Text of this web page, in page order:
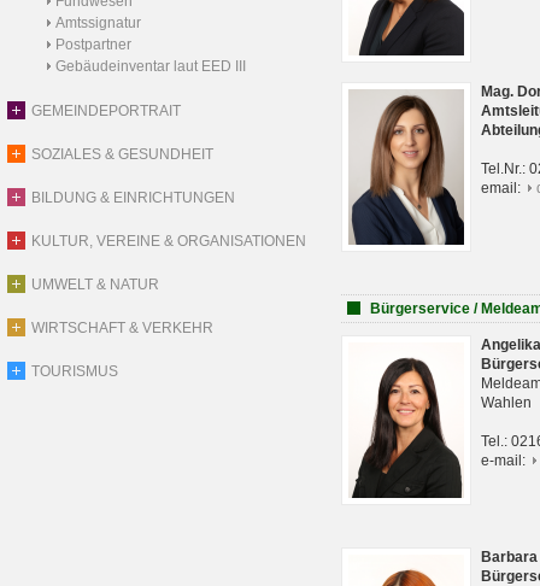
Amtssignatur
Postpartner
Gebäudeinventar laut EED III
GEMEINDEPORTRAIT
SOZIALES & GESUNDHEIT
BILDUNG & EINRICHTUNGEN
KULTUR, VEREINE & ORGANISATIONEN
UMWELT & NATUR
WIRTSCHAFT & VERKEHR
TOURISMUS
Mag.
Tel.Nr.:
email:
Bürgerservice /
Wahlen
Tel.:
e-mail: